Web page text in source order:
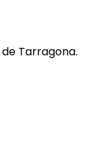
Tarragona.